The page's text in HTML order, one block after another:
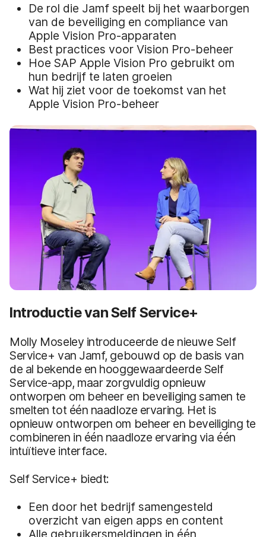
De rol die Jamf speelt bij het waarborgen
van de beveiliging en compliance van
Apple Vision Pro-apparaten
Best practices voor Vision Pro-beheer
Hoe SAP Apple Vision Pro gebruikt om
hun bedrijf te laten groeien
Wat hij ziet voor de toekomst van het
Apple Vision Pro-beheer
Introductie van Self Service+
Molly Moseley introduceerde de nieuwe Self
Service+ van Jamf, gebouwd op de basis van
de al bekende en hooggewaardeerde Self
Service-app, maar zorgvuldig opnieuw
ontworpen om beheer en beveiliging samen te
smelten tot één naadloze ervaring. Het is
opnieuw ontworpen om beheer en beveiliging te
combineren in één naadloze ervaring via één
intuïtieve interface.
Self Service+ biedt:
Een door het bedrijf samengesteld
overzicht van eigen apps en content
Alle gebruikersmeldingen in één